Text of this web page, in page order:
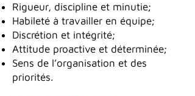
Rigueur, discipline et minutie;
Habileté à travailler en équipe;
Discrétion et intégrité;
Attitude proactive et déterminée;
Sens de l’organisation et des
priorités.